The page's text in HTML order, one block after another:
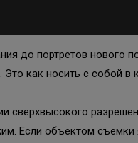
до портретов нового
как носить с собой
Если объектом